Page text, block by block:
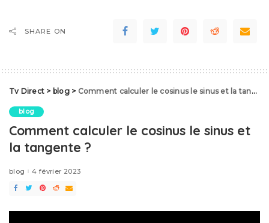
SHARE ON
Tv Direct > blog> Comment calculer le cosinus le sinus et la tangente ?
blog
Comment calculer le cosinus le sinus et
la tangente ?
blog 4 février 2023